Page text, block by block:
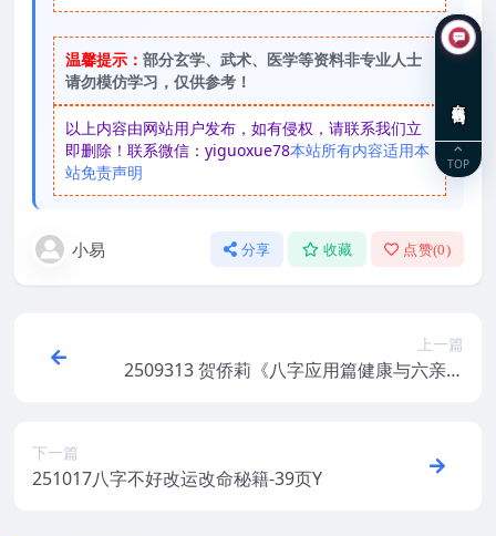
温馨提示： 部分玄学、武术、医学等资料非专业人士
请勿模仿学习，仅供参考！
以上内容由网站用户发布，如有侵权，请联系我们立
即删除！联系微信：yiguoxue78本站所有内容适用本
站免责声明
小易 分享 收藏 点赞(0)
上一篇
2509313 贺侨莉《八字应用篇健康与六亲》
下一篇
251017八字不好改运改命秘籍-39页Y
TOP